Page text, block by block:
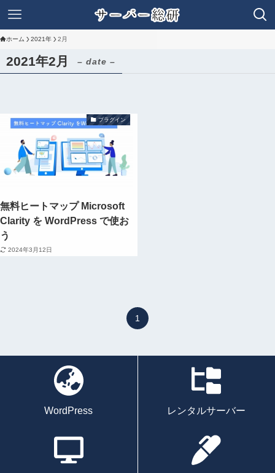
ホーム 2021年 2月
2021年2月 – date –
プラグイン
無料ヒートマップ Microsoft
Clarity を WordPress で使お
う
2024年3月12日
1
WordPress レンタルサーバー